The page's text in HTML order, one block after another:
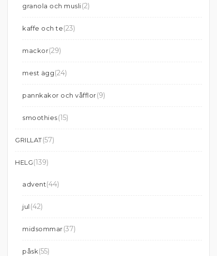
granola och musli(2)
kaffe och te(23)
mackor(29)
mest ägg(24)
pannkakor och våfflor(9)
smoothies(15)
GRILLAT(57)
HELG(139)
advent(44)
jul (42)
midsommar(37)
påsk(55)